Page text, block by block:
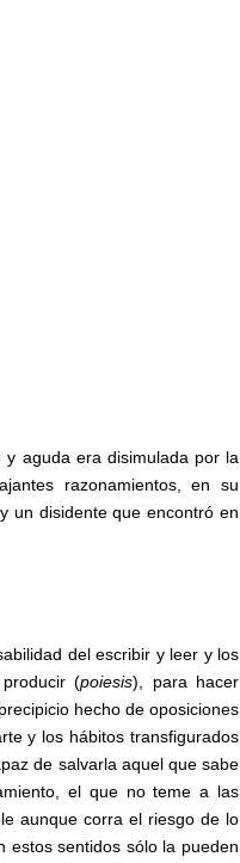
aguda era disimulada por la
razonamientos, en su
un disidente que encontró en
del escribir y leer y los
(poiesis), para hacer
hecho de oposiciones
y los hábitos transfigurados
de salvarla aquel que sabe
el que no teme a las
aunque corra el riesgo de lo
estos sentidos sólo la pueden